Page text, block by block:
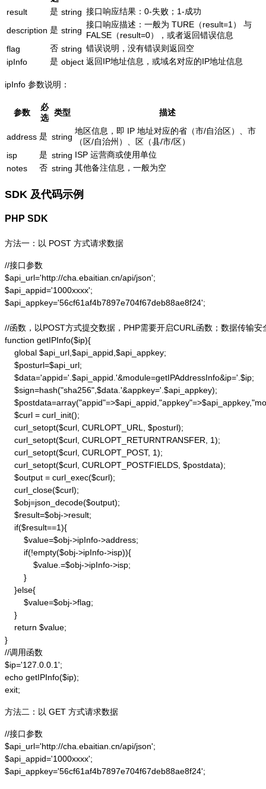
result
是 string 接口响应结果：0-失败；1-成功
description 是 string
接口响应描述：一般为 TURE（result=1） 与
FALSE（result=0），或者返回错误信息
flag
否 string 错误说明，没有错误则返回空
ipInfo
是 object 返回IP地址信息，或域名对应的IP地址信息
ipInfo 参数说明：
参数
必
选
类型 描述
address 是 string
地区信息，即 IP 地址对应的省（市/自治区）、市
（区/自治州）、区（县/市/区）
isp
是 string ISP 运营商或使用单位
notes
否 string 其他备注信息，一般为空
SDK 及代码示例
PHP SDK
方法一：以 POST 方式请求数据
//接口参数
$api_url='http://cha.ebaitian.cn/api/json';
$api_appid='1000xxxx';
$api_appkey='56cf61af4b7897e704f67deb88ae8f24';
//函数，以POST方式提交数据，PHP需要开启CURL函数；数据传输安
function getIPInfo($ip){
    global $api_url,$api_appid,$api_appkey;
    $posturl=$api_url;
    $data='appid='.$api_appid.'&module=getIPAddressInfo&ip='.$ip;
    $sign=hash("sha256",$data.'&appkey='.$api_appkey);
    $curl = curl_init();
    curl_setopt($curl, CURLOPT_URL, $posturl);
    curl_setopt($curl, CURLOPT_RETURNTRANSFER, 1);
    curl_setopt($curl, CURLOPT_POST, 1);
    curl_setopt($curl, CURLOPT_POSTFIELDS, $postdata);
    $output = curl_exec($curl);
    curl_close($curl);
    $obj=json_decode($output);
    $result=$obj->result;
    if($result==1){
        $value=$obj->ipInfo->address;
        if(!empty($obj->ipInfo->isp)){
            $value.=$obj->ipInfo->isp;
        }
    }else{
        $value=$obj->flag;
    }
    return $value;
}
//调用函数
$ip='127.0.0.1';
echo getIPInfo($ip);
exit;
方法二：以 GET 方式请求数据
//接口参数
$api_url='http://cha.ebaitian.cn/api/json';
$api_appid='1000xxxx';
$api_appkey='56cf61af4b7897e704f67deb88ae8f24';